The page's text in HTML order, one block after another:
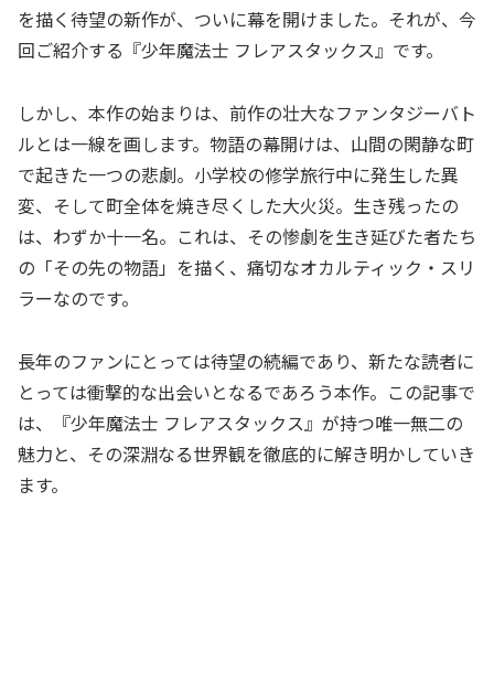
を描く待望の新作が、ついに幕を開けました。それが、今
回ご紹介する『少年魔法士 フレアスタックス』です。
しかし、本作の始まりは、前作の壮大なファンタジーバト
ルとは一線を画します。物語の幕開けは、山間の閑静な町
で起きた一つの悲劇。小学校の修学旅行中に発生した異
変、そして町全体を焼き尽くした大火災。生き残ったの
は、わずか十一名。これは、その惨劇を生き延びた者たち
の「その先の物語」を描く、痛切なオカルティック・スリ
ラーなのです。
長年のファンにとっては待望の続編であり、新たな読者に
とっては衝撃的な出会いとなるであろう本作。この記事で
は、『少年魔法士 フレアスタックス』が持つ唯一無二の
魅力と、その深淵なる世界観を徹底的に解き明かしていき
ます。